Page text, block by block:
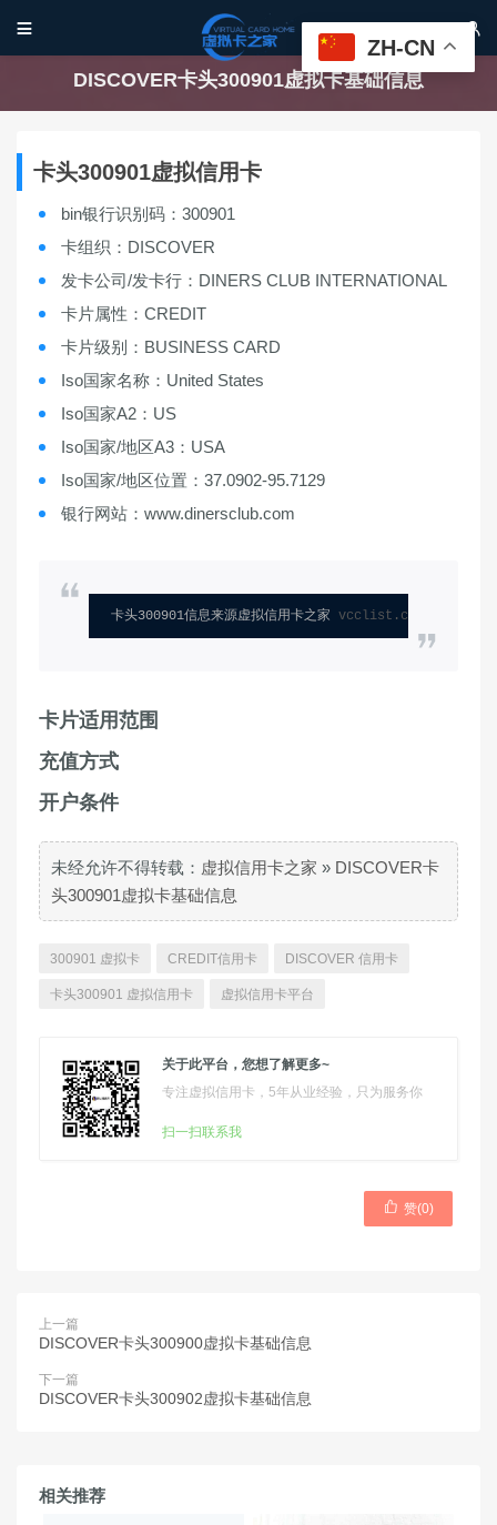
 
DISCOVER卡头300901虚拟卡基础信息
卡头300901虚拟信用卡
bin银行识别码：300901
卡组织：DISCOVER
发卡公司/发卡行：DINERS CLUB INTERNATIONAL
卡片属性：CREDIT
卡片级别：BUSINESS CARD
Iso国家名称：United States
Iso国家A2：US
Iso国家/地区A3：USA
Iso国家/地区位置：37.0902-95.7129
银行网站：www.dinersclub.com
卡头300901信息来源虚拟信用卡之家 vcclist.com
卡片适用范围
充值方式
开户条件
未经允许不得转载： 虚拟信用卡之家 » DISCOVER卡
头300901虚拟卡基础信息
300901 虚拟卡 CREDIT信用卡 DISCOVER 信用卡
卡头300901 虚拟信用卡 虚拟信用卡平台
关于此平台，您想了解更多~
专注虚拟信用卡，5年从业经验，只为服务你
扫一扫联系我
 赞(0)
上一篇
DISCOVER卡头300900虚拟卡基础信息
下一篇
DISCOVER卡头300902虚拟卡基础信息
相关推荐
ZH-CN